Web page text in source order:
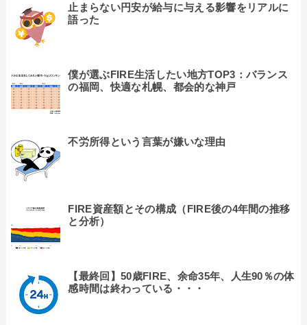
止まらない円安が給与に与える影響をリアルに
語った
僕が選ぶFIRE生活したい地方TOP3：バランス
の福岡、快適な札幌、都会的な神戸
不労所得という言葉が嫌いな理由
FIRE資産額とその構成（FIRE後の4年間の推移
と分析）
【最終回】50歳FIRE、余命35年、人生90％の体
感時間は終わっている・・・